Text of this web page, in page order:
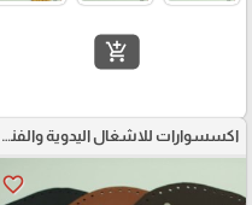
add_shopping_cart
اكسسوارات للاشغال اليدوية والفنون
favorite_border